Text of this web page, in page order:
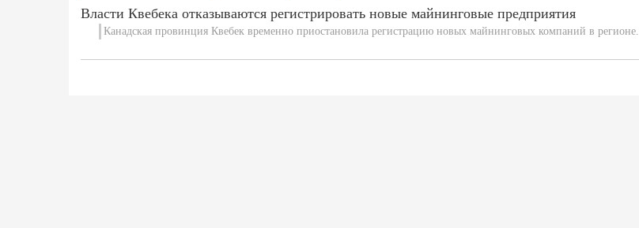
Власти Квебека отказываются регистрировать новые майнинговые предприятия
Канадская провинция Квебек временно приостановила регистрацию новых майнинговых компаний в регионе.